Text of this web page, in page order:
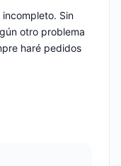
Sin
otro problema
haré pedidos